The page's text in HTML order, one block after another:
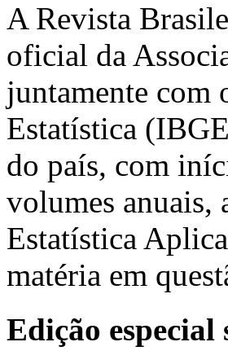
A Revista
oficial da
juntamente com
Estatística
do país, com
volumes anuais,
Estatística
matéria em
Edição especial